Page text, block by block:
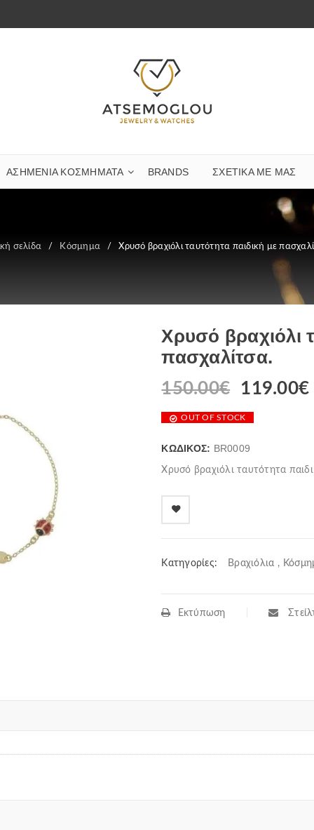
ΑΣΗΜΈΝΙΑ ΚΟΣΜΉΜΑΤΑ BRANDS ΣΧΕΤΙΚΆ ΜΕ ΜΑΣ
σελίδα / Κόσμημα / Χρυσό βραχιόλι ταυτότητα παιδική με
Χρυσό βραχιόλι
πασχαλίτσα.
150.00€
Original
was:
119.00€
OUT OF STOCK
ΚΩΔΙΚΌΣ: BR0009
Χρυσό βραχιόλι ταυτότητα
Κατηγορίες: Βραχιόλια ,
Εκτύπωση